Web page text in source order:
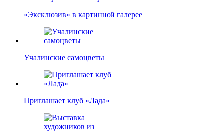
«Эксклюзив» в картинной галерее
Учалинские самоцветы
Приглашает клуб «Лада»